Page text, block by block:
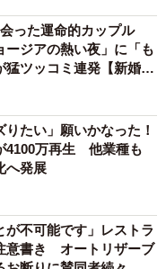
った運命的カップル
ージアの熱い夜」に「も
猛ツッコミ連発【新婚さ
りたい」願いかなった！
4100万再生 他業種も
へ発展
が不可能です」レストラ
意書き オートリザーブ